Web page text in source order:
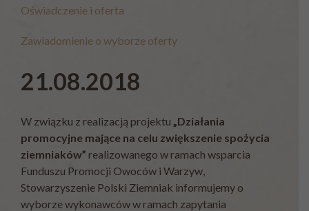
Oświadczenie i oferta
Zawiadomienie o wyborze oferty
21.08.2018
W związku z realizacją projektu „Działania
promocyjne mające na celu zwiększenie spożycia
ziemniaków” realizowanego w ramach wsparcia
Funduszu Promocji Owoców i Warzyw,
Stowarzyszenie Polski Ziemniak informujemy o
wyborze wykonawców w ramach zapytania